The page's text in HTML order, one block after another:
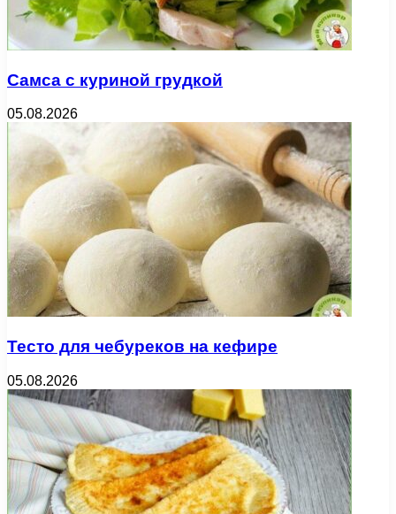
Самса с куриной грудкой
05.08.2026
Тесто для чебуреков на кефире
05.08.2026